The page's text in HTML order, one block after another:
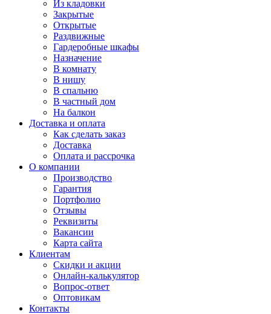
Из кладовки
Закрытые
Открытые
Раздвижные
Гардеробные шкафы
Назначение
В комнату
В нишу
В спальню
В частный дом
На балкон
Доставка и оплата
Как сделать заказ
Доставка
Оплата и рассрочка
О компании
Производство
Гарантия
Портфолио
Отзывы
Реквизиты
Вакансии
Карта сайта
Клиентам
Скидки и акции
Онлайн-калькулятор
Вопрос-ответ
Оптовикам
Контакты